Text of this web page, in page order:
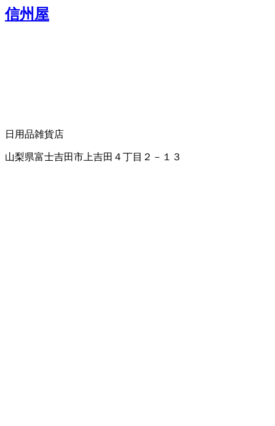
信州屋
日用品雑貨店
山梨県富士吉田市上吉田４丁目２－１３